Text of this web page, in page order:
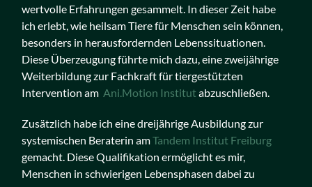
wertvolle Erfahrungen gesammelt. In dieser Zeit habe
ich erlebt, wie heilsam Tiere für Menschen sein können,
besonders in herausfordernden Lebenssituationen.
Diese Überzeugung führte mich dazu, eine zweijährige
Weiterbildung zur Fachkraft für tiergestützten
Intervention amAni.Motion Institutabzuschließen.
Zusätzlich habe ich eine dreijährige Ausbildung zur
systemischen Beraterin amTandem Institut Freiburg
gemacht. Diese Qualifikation ermöglicht es mir,
Menschen in schwierigen Lebensphasen dabei zu